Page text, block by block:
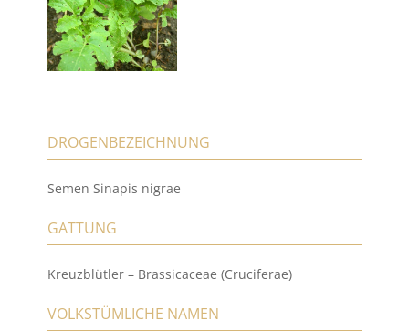
DROGENBEZEICHNUNG
Semen Sinapis nigrae
GATTUNG
Kreuzblütler – Brassicaceae (Cruciferae)
VOLKSTÜMLICHE NAMEN